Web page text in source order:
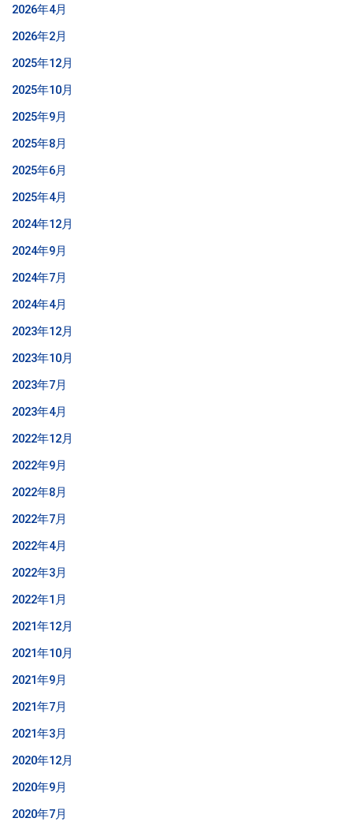
2026年4月
2026年2月
2025年12月
2025年10月
2025年9月
2025年8月
2025年6月
2025年4月
2024年12月
2024年9月
2024年7月
2024年4月
2023年12月
2023年10月
2023年7月
2023年4月
2022年12月
2022年9月
2022年8月
2022年7月
2022年4月
2022年3月
2022年1月
2021年12月
2021年10月
2021年9月
2021年7月
2021年3月
2020年12月
2020年9月
2020年7月